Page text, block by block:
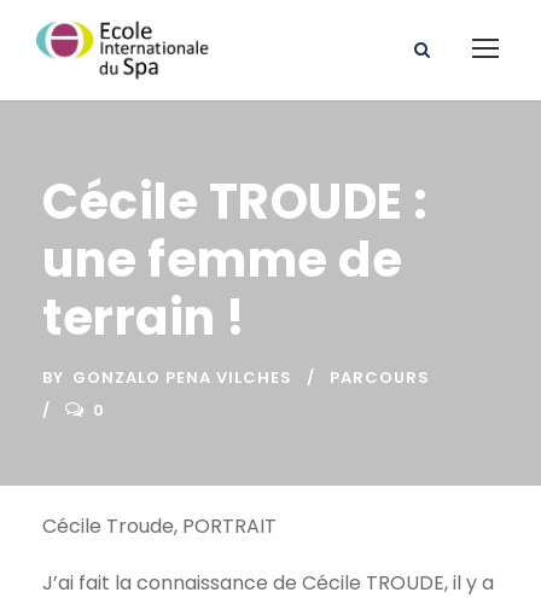
Cécile TROUDE :
une femme de
terrain !
BY GONZALO PENA VILCHES
PARCOURS
0
Cécile Troude, PORTRAIT
J’ai fait la connaissance de Cécile TROUDE, il y a